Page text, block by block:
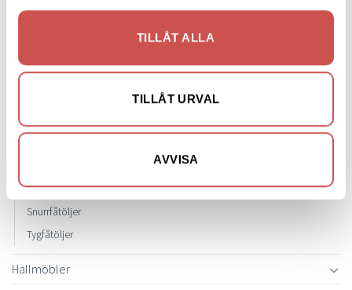
TILLÅT ALLA
TILLÅT URVAL
AVVISA
Bänkar & Pallar
Clubfåtöljer
Skinnfåtöljer
Snurrfåtöljer
Tygfåtöljer
Hallmöbler